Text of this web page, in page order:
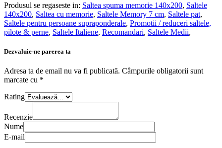
Produsul se regaseste in: Saltea spuma memorie 140x200, Saltele
140x200, Saltea cu memorie, Saltele Memory 7 cm, Saltele pat,
Saltele pentru persoane supraponderale, Promotii / reduceri saltele,
pilote & perne, Saltele Italiene, Recomandari, Saltele Medii,
Dezvaluie-ne parerea ta
Adresa ta de email nu va fi publicată. Câmpurile obligatorii sunt
marcate cu *
Rating
Recenzie
Nume
E-mail